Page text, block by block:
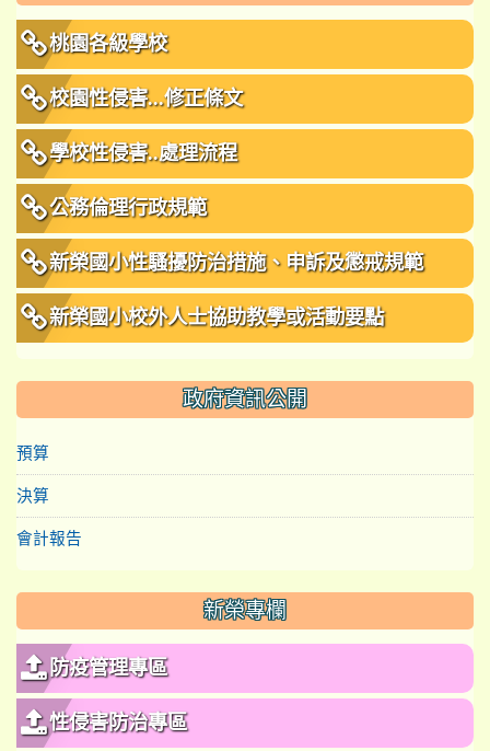
桃園各級學校
校園性侵害...修正條文
學校性侵害..處理流程
公務倫理行政規範
新榮國小性騷擾防治措施、申訴及懲戒規範
新榮國小校外人士協助教學或活動要點
政府資訊公開
預算
決算
會計報告
新榮專欄
防疫管理專區
性侵害防治專區